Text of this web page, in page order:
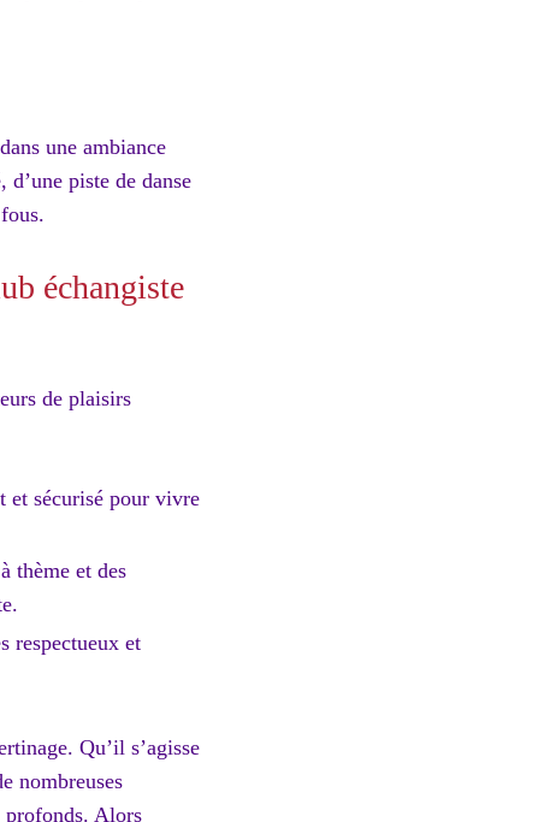
une ambiance
piste de danse
échangiste
de plaisirs
et sécurisé pour vivre
thème et des
respectueux et
Qu’il s’agisse
nombreuses
profonds. Alors